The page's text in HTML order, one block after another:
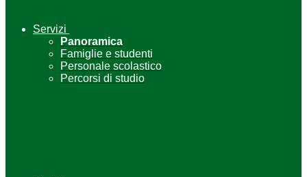
Servizi
Panoramica
Famiglie e studenti
Personale scolastico
Percorsi di studio